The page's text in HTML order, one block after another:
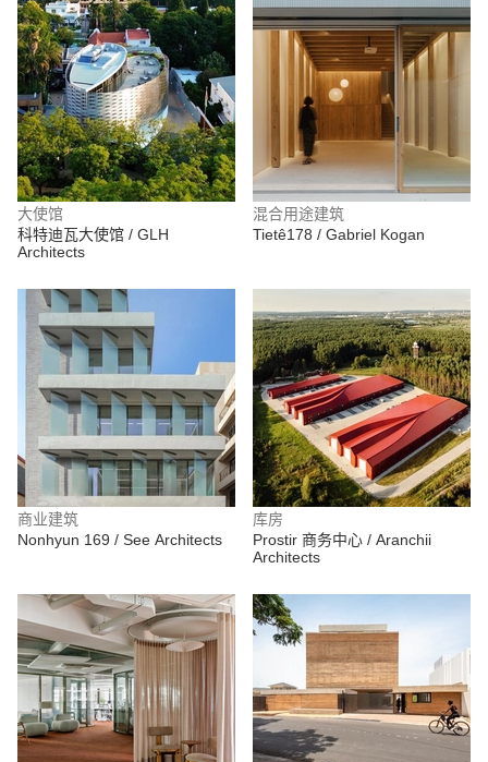
大使馆
科特迪瓦大使馆 / GLH
Architects
混合用途建筑
Tietê178 / Gabriel Kogan
商业建筑
Nonhyun 169 / See Architects
库房
Prostir 商务中心 / Aranchii
Architects